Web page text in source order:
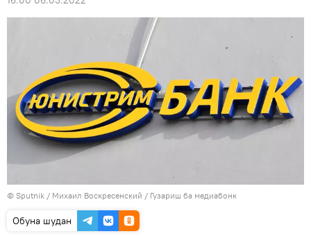
© Sputnik / Михаил Воскресенский / Гузариш ба медиабонк
Обуна шудан